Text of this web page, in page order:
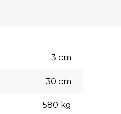
3 cm
30 cm
580 kg